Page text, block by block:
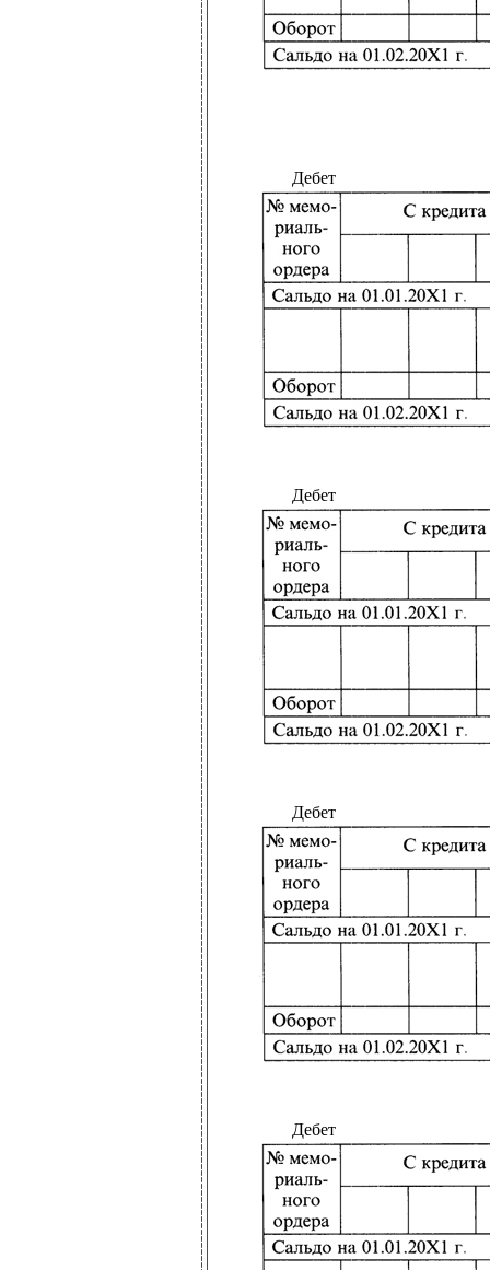
Дебет
Дебет
Дебет
Дебет